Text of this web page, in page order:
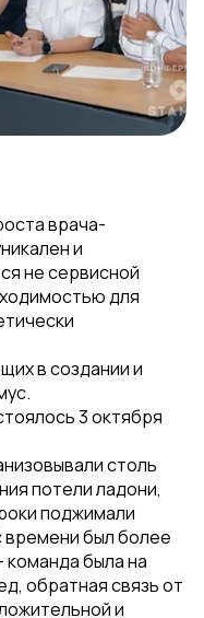
врача-
и
не сервисной
для
в создании и
3 октября
столь
потели ладони,
поджимали
времени был более
была на
обратная связь от
и